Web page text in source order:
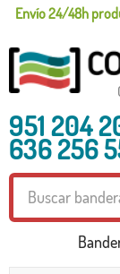
Envío 24/48h
951 204
636 256